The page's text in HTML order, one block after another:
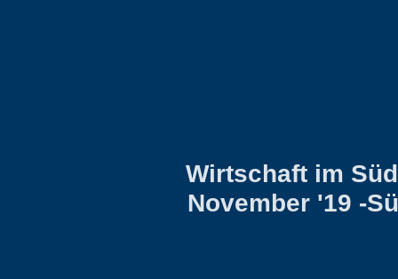
Wirtschaft im
November '19 -